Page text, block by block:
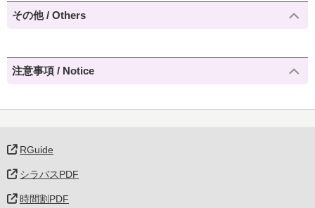
その他 / Others
注意事項 / Notice
RGuide
シラバスPDF
時間割PDF